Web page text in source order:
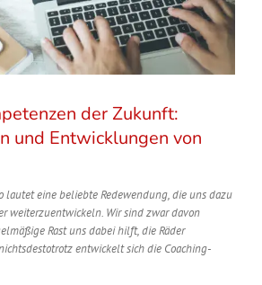
der Zukunft:
und Entwicklungen von
lautet eine beliebte Redewendung, die uns dazu
weiterzuentwickeln. Wir sind zwar davon
Rast uns dabei hilft, die Räder
entwickelt sich die Coaching-